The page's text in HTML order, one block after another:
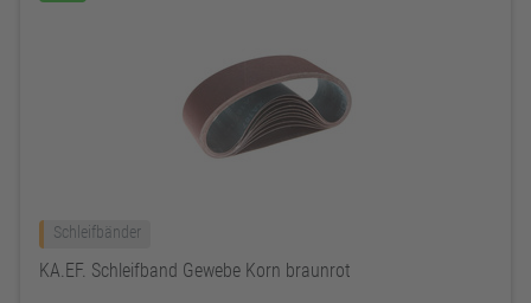
Schleifbänder
KA.EF. Schleifband Gewebe Korn braunrot